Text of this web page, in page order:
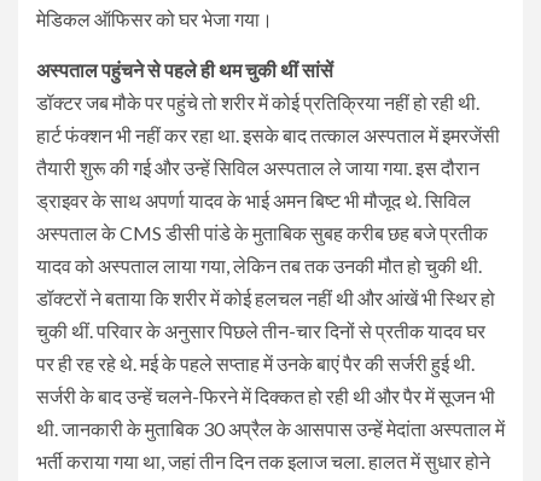
मेडिकल ऑफिसर को घर भेजा गया।
अस्पताल पहुंचने से पहले ही थम चुकी थीं सांसें
डॉक्टर जब मौके पर पहुंचे तो शरीर में कोई प्रतिक्रिया नहीं हो रही थी.
हार्ट फंक्शन भी नहीं कर रहा था. इसके बाद तत्काल अस्पताल में इमरजेंसी
तैयारी शुरू की गई और उन्हें सिविल अस्पताल ले जाया गया. इस दौरान
ड्राइवर के साथ अपर्णा यादव के भाई अमन बिष्ट भी मौजूद थे. सिविल
अस्पताल के CMS डीसी पांडे के मुताबिक सुबह करीब छह बजे प्रतीक
यादव को अस्पताल लाया गया, लेकिन तब तक उनकी मौत हो चुकी थी.
डॉक्टरों ने बताया कि शरीर में कोई हलचल नहीं थी और आंखें भी स्थिर हो
चुकी थीं. परिवार के अनुसार पिछले तीन-चार दिनों से प्रतीक यादव घर
पर ही रह रहे थे. मई के पहले सप्ताह में उनके बाएं पैर की सर्जरी हुई थी.
सर्जरी के बाद उन्हें चलने-फिरने में दिक्कत हो रही थी और पैर में सूजन भी
थी. जानकारी के मुताबिक 30 अप्रैल के आसपास उन्हें मेदांता अस्पताल में
भर्ती कराया गया था, जहां तीन दिन तक इलाज चला. हालत में सुधार होने